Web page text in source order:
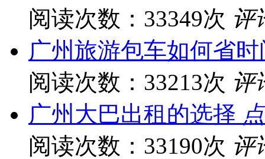
阅读次数：33349次 评
广州旅游包车如何省
阅读次数：33213次 评
广州大巴出租的选择
阅读次数：33190次 评